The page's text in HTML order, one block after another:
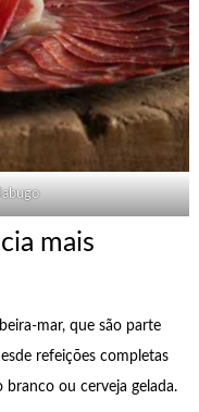
mais
mar, que são parte
refeições completas
branco ou cerveja gelada.